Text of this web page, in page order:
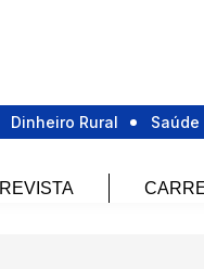
Dinheiro Rural Saúde
REVISTA